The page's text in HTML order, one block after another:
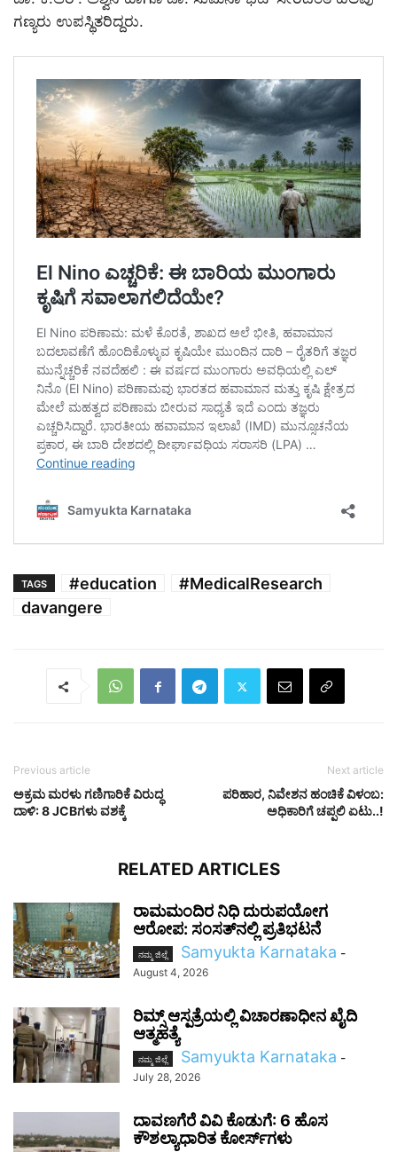
ಗಣ್ಯರು ಉಪಸ್ಥಿತರಿದ್ದರು.
TAGS #education
#MedicalResearch
davangere
Previous article
ಅಕ್ರಮ ಮರಳು ಗಣಿಗಾರಿಕೆ ವಿರುದ್ಧ
ದಾಳಿ: 8 JCBಗಳು ವಶಕ್ಕೆ
Next article
ಪರಿಹಾರ, ನಿವೇಶನ ಹಂಚಿಕೆ ವಿಳಂಬ:
ಅಧಿಕಾರಿಗೆ ಚಪ್ಪಲಿ ಏಟು..!
RELATED ARTICLES
ರಾಮಮಂದಿರ ನಿಧಿ ದುರುಪಯೋಗ
ಆರೋಪ: ಸಂಸತ್‌ನಲ್ಲಿ ಪ್ರತಿಭಟನೆ
ನಮ್ಮ ಜಿಲ್ಲೆ Samyukta Karnataka -
August 4, 2026
ರಿಮ್ಸ್ ಆಸ್ಪತ್ರೆಯಲ್ಲಿ ವಿಚಾರಣಾಧೀನ ಖೈದಿ
ಆತ್ಮಹತ್ಯೆ
ನಮ್ಮ ಜಿಲ್ಲೆ Samyukta Karnataka -
July 28, 2026
ದಾವಣಗೆರೆ ವಿವಿ ಕೊಡುಗೆ: 6 ಹೊಸ
ಕೌಶಲ್ಯಾಧಾರಿತ ಕೋರ್ಸ್‌ಗಳು